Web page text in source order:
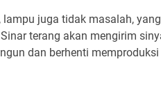
juga tidak masalah,
terang akan mengirim
dan berhenti